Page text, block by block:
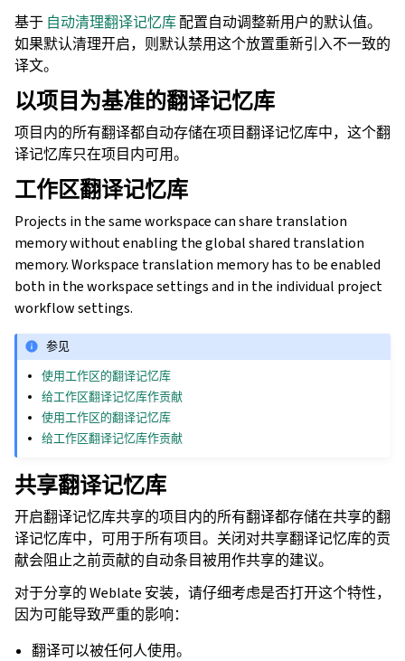
基于 自动清理翻译记忆库配置自动调整新用户的默认值。
如果默认清理开启，则默认禁用这个放置重新引入不一致的
译文。
以项目为基准的翻译记忆库
项目内的所有翻译都自动存储在项目翻译记忆库中，这个翻
译记忆库只在项目内可用。
工作区翻译记忆库
Projects in the same workspace can share translation
memory without enabling the global shared translation
memory. Workspace translation memory has to be enabled
both in the workspace settings and in the individual project
workflow settings.
参见
使用工作区的翻译记忆库
给工作区翻译记忆库作贡献
使用工作区的翻译记忆库
给工作区翻译记忆库作贡献
共享翻译记忆库
开启翻译记忆库共享的项目内的所有翻译都存储在共享的翻
译记忆库中，可用于所有项目。关闭对共享翻译记忆库的贡
献会阻止之前贡献的自动条目被用作共享的建议。
对于分享的 Weblate 安装，请仔细考虑是否打开这个特性，
因为可能导致严重的影响：
翻译可以被任何人使用。